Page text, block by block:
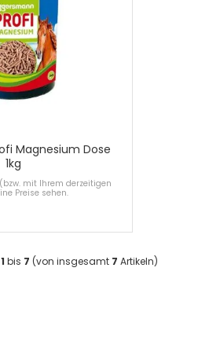
Magnesium Dose
1kg
mit Ihrem derzeitigen
Preise sehen.
1 bis 7 (von insgesamt 7 Artikeln)